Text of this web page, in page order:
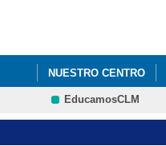
NUESTRO CENTRO
EducamosCLM